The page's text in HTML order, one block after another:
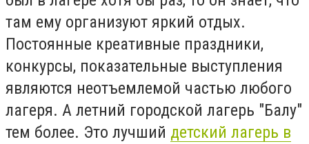
там ему организуют яркий отдых.
Постоянные креативные праздники,
конкурсы, показательные выступления
являются неотъемлемой частью любого
лагеря. А летний городской лагерь "Балу"
тем более. Это лучший детский лагерь в